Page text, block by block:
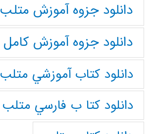
دانلود جزوه آموزش متلب
دانلود جزوه آموزش کامل matlab
دانلود كتاب آموزشي متلب
دانلود كتا ب فارسي متلب